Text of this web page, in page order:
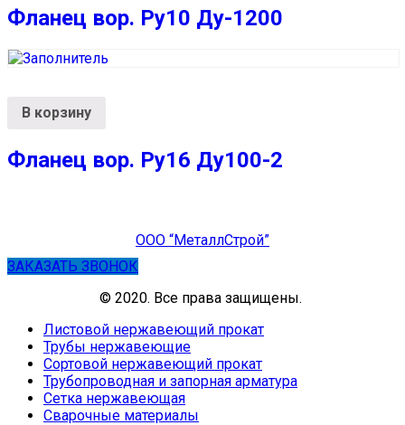
Фланец вор. Ру10 Ду-1200
В корзину
Фланец вор. Ру16 Ду100-2
ООО “МеталлСтрой”
ЗАКАЗАТЬ ЗВОНОК
© 2020. Все права защищены.
Листовой нержавеющий прокат
Трубы нержавеющие
Сортовой нержавеющий прокат
Трубопроводная и запорная арматура
Сетка нержавеющая
Сварочные материалы